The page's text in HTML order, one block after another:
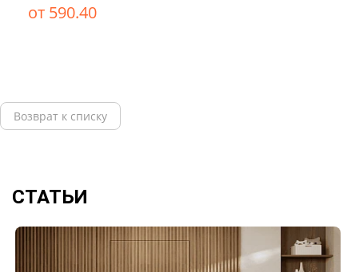
от 590.40
Возврат к списку
СТАТЬИ